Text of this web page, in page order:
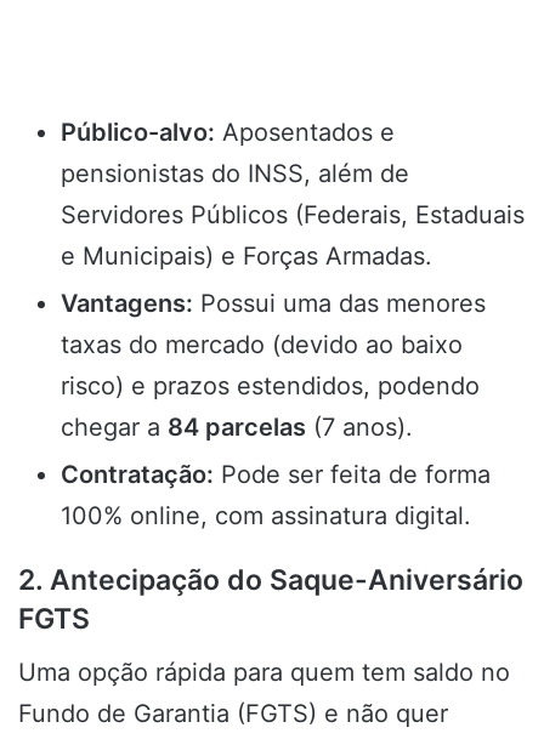
Público-alvo: Aposentados e
pensionistas do INSS, além de
Servidores Públicos (Federais, Estaduais
e Municipais) e Forças Armadas.
Vantagens: Possui uma das menores
taxas do mercado (devido ao baixo
risco) e prazos estendidos, podendo
chegar a 84 parcelas (7 anos).
Contratação: Pode ser feita de forma
100% online, com assinatura digital.
2. Antecipação do Saque-Aniversário
FGTS
Uma opção rápida para quem tem saldo no
Fundo de Garantia (FGTS) e não quer